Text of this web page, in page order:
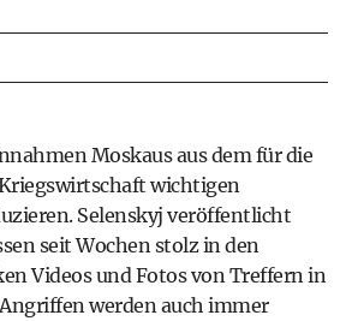
Moskaus aus dem für die
wichtigen
Selenskyj veröffentlicht
seit Wochen stolz in den
Videos und Fotos von Treffern in
werden auch immer